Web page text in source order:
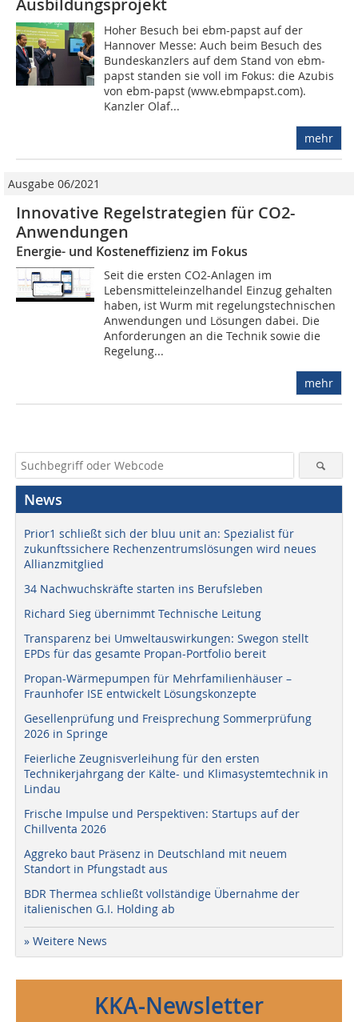
Ausbildungsprojekt
Hoher Besuch bei ebm-papst auf der
Hannover Messe: Auch beim Besuch des
Bundeskanzlers auf dem Stand von ebm-
papst standen sie voll im Fokus: die Azubis
von ebm-papst (www.ebmpapst.com).
Kanzler Olaf...
mehr
Ausgabe 06/2021
Innovative Regelstrategien für CO2-
Anwendungen
Energie- und Kosteneffizienz im Fokus
Seit die ersten CO2-Anlagen im
Lebensmitteleinzelhandel Einzug gehalten
haben, ist Wurm mit regelungstechnischen
Anwendungen und Lösungen dabei. Die
Anforderungen an die Technik sowie die
Regelung...
mehr
News
Prior1 schließt sich der bluu unit an: Spezialist für
zukunftssichere Rechenzentrumslösungen wird neues
Allianzmitglied
34 Nachwuchskräfte starten ins Berufsleben
Richard Sieg übernimmt Technische Leitung
Transparenz bei Umweltauswirkungen: Swegon stellt
EPDs für das gesamte Propan-Portfolio bereit
Propan-Wärmepumpen für Mehrfamilienhäuser –
Fraunhofer ISE entwickelt Lösungskonzepte
Gesellenprüfung und Freisprechung Sommerprüfung
2026 in Springe
Feierliche Zeugnisverleihung für den ersten
Technikerjahrgang der Kälte- und Klimasystemtechnik in
Lindau
Frische Impulse und Perspektiven: Startups auf der
Chillventa 2026
Aggreko baut Präsenz in Deutschland mit neuem
Standort in Pfungstadt aus
BDR Thermea schließt vollständige Übernahme der
italienischen G.I. Holding ab
» Weitere News
KKA-Newsletter